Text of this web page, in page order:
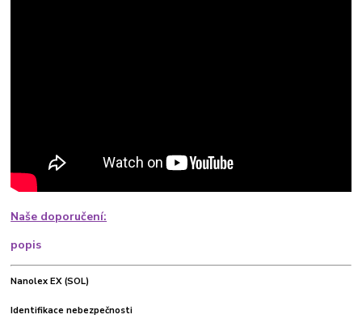
Naše doporučení:
popis
Nanolex EX (SOL)
Identifikace nebezpečnosti